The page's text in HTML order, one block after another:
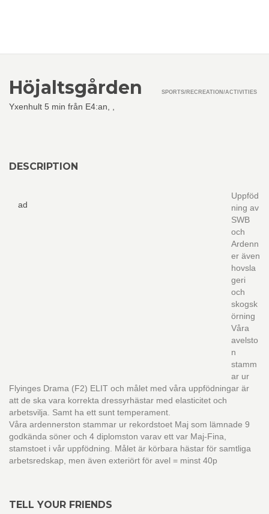
Höjaltsgården
Yxenhult 5 min från E4:an,
SPORTS/RECREATION/ACTIVITIES
DESCRIPTION
ad
Uppföd
ning av
SWB
och
Ardenn
er även
hovsla
geri
och
skogsk
örning
Våra
avelsto
n
stamm
ar ur
Flyinges Drama (F2) ELIT och målet med våra uppfödningar är
att de ska vara korrekta dressyrhästar med elasticitet och
arbetsvilja. Samt ha ett sunt temperament.
Våra ardennerston stammar ur rekordstoet Maj som lämnade 9
godkända söner och 4 diplomston varav ett var Maj-Fina,
stamstoet i vår uppfödning. Målet är körbara hästar för samtliga
arbetsredskap, men även exteriört för avel = minst 40p
TELL YOUR FRIENDS